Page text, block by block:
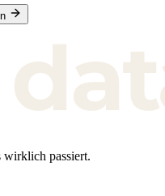
wirklich passiert.